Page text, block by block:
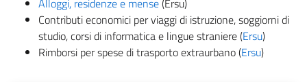
Contributi economici per viaggi di istruzione, soggiorni di
studio, corsi di informatica e lingue straniere (Ersu)
Rimborsi per spese di trasporto extraurbano (Ersu)